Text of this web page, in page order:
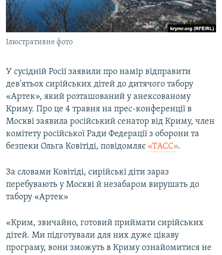
ВІДЕОУРОКИ «ELIFBE»
СВІДЧЕННЯ ОКУПАЦІЇ
УКРАЇНСЬКА ПРОБЛЕМА КРИМУ
Русский
Qırımtatar
Усі сайти RFE/RL
Ілюстративне фото
У сусідній Росії заявили про намір відправити
дев'ятьох сирійських дітей до дитячого табору
«Артек», який розташований у анексованому
Криму. Про це 4 травня на прес-конференції в
Москві заявила російський сенатор від Криму, член
комітету російської Ради Федерації з оборони та
безпеки Ольга Ковітіді, повідомляє «ТАСС».
За словами Ковітіді, сирійські діти зараз
перебувають у Москві й незабаром вирушать до
табору «Артек»
«Крим, звичайно, готовий приймати сирійських
дітей. Ми підготували для них дуже цікаву
програму, вони зможуть в Криму ознайомитися не